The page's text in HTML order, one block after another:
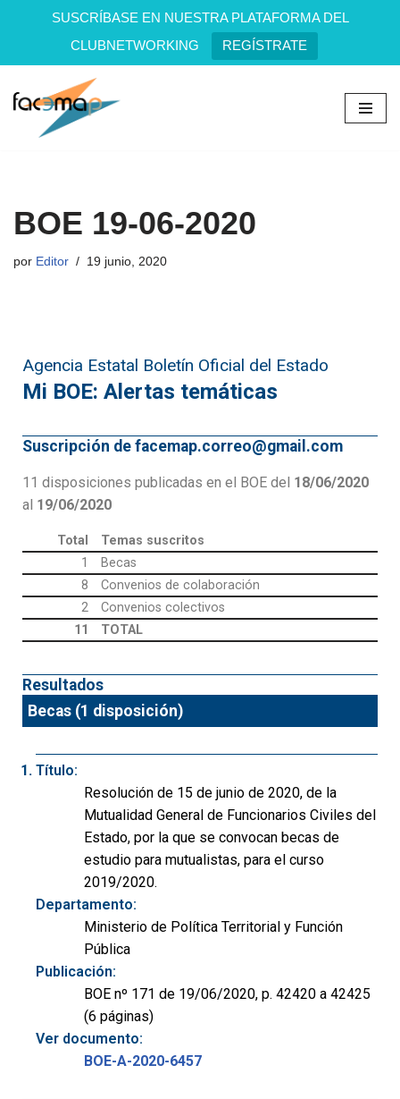
SUSCRÍBASE EN NUESTRA PLATAFORMA DEL
CLUBNETWORKING
REGÍSTRATE
Saltar
BOE 19-06-2020
por Editor 19 junio, 2020
Agencia Estatal Boletín Oficial del Estado
Mi BOE: Alertas temáticas
Suscripción de facemap.correo@gmail.com
11 disposiciones publicadas en el BOE del 18/06/2020
al 19/06/2020
Total
Temas suscritos
1
Becas
8
Convenios de colaboración
2
Convenios colectivos
11
TOTAL
Resultados
Becas (1 disposición)
Título:
Resolución de 15 de junio de 2020, de la
Mutualidad General de Funcionarios Civiles del
Estado, por la que se convocan becas de
estudio para mutualistas, para el curso
2019/2020.
Departamento:
Ministerio de Política Territorial y Función
Pública
Publicación:
BOE nº 171 de 19/06/2020, p. 42420 a 42425
(6 páginas)
Ver documento:
BOE-A-2020-6457